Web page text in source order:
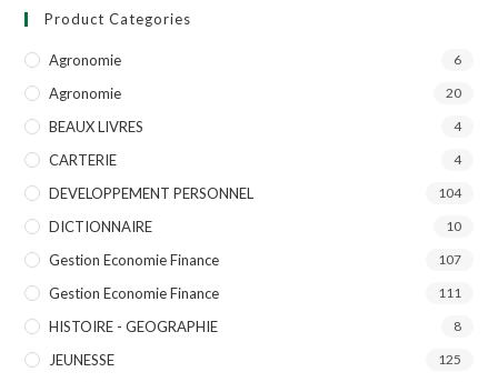
Product Categories
Agronomie 6
Agronomie 20
BEAUX LIVRES 4
CARTERIE 4
DEVELOPPEMENT PERSONNEL 104
DICTIONNAIRE 10
Gestion Economie Finance 107
Gestion Economie Finance 111
HISTOIRE - GEOGRAPHIE 8
JEUNESSE 125